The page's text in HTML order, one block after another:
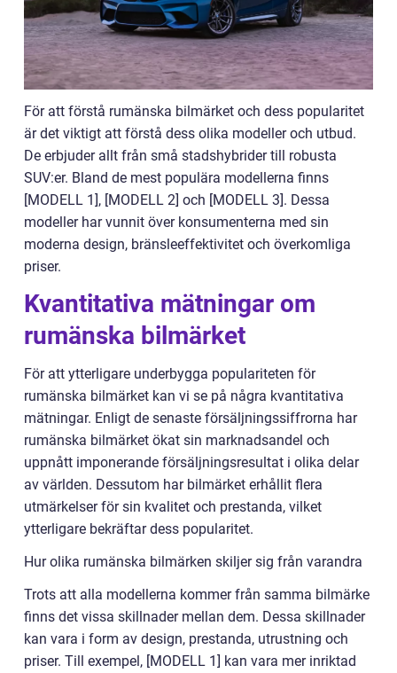
För att förstå rumänska bilmärket och dess popularitet
är det viktigt att förstå dess olika modeller och utbud.
De erbjuder allt från små stadshybrider till robusta
SUV:er. Bland de mest populära modellerna finns
[MODELL 1], [MODELL 2] och [MODELL 3]. Dessa
modeller har vunnit över konsumenterna med sin
moderna design, bränsleeffektivitet och överkomliga
priser.
Kvantitativa mätningar om
rumänska bilmärket
För att ytterligare underbygga populariteten för
rumänska bilmärket kan vi se på några kvantitativa
mätningar. Enligt de senaste försäljningssiffrorna har
rumänska bilmärket ökat sin marknadsandel och
uppnått imponerande försäljningsresultat i olika delar
av världen. Dessutom har bilmärket erhållit flera
utmärkelser för sin kvalitet och prestanda, vilket
ytterligare bekräftar dess popularitet.
Hur olika rumänska bilmärken skiljer sig från varandra
Trots att alla modellerna kommer från samma bilmärke
finns det vissa skillnader mellan dem. Dessa skillnader
kan vara i form av design, prestanda, utrustning och
priser. Till exempel, [MODELL 1] kan vara mer inriktad